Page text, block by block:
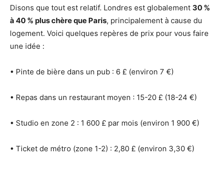
Disons que tout est relatif. Londres est globalement 30 %
à 40 % plus chère que Paris, principalement à cause du
logement. Voici quelques repères de prix pour vous faire
une idée :
• Pinte de bière dans un pub : 6 £ (environ 7 €)
• Repas dans un restaurant moyen : 15-20 £ (18-24 €)
• Studio en zone 2 : 1 600 £ par mois (environ 1 900 €)
• Ticket de métro (zone 1-2) : 2,80 £ (environ 3,30 €)